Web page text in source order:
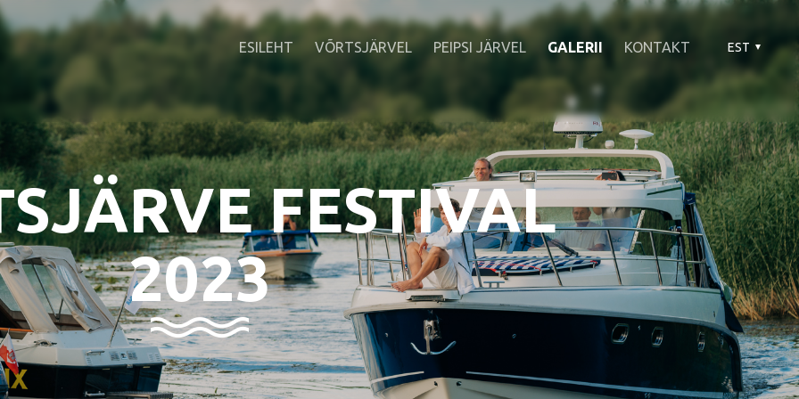
ESILEHT VÕRTSJÄRVEL PEIPSI JÄRVEL GALERII KONTAKT EST
FESTIVAL
2023